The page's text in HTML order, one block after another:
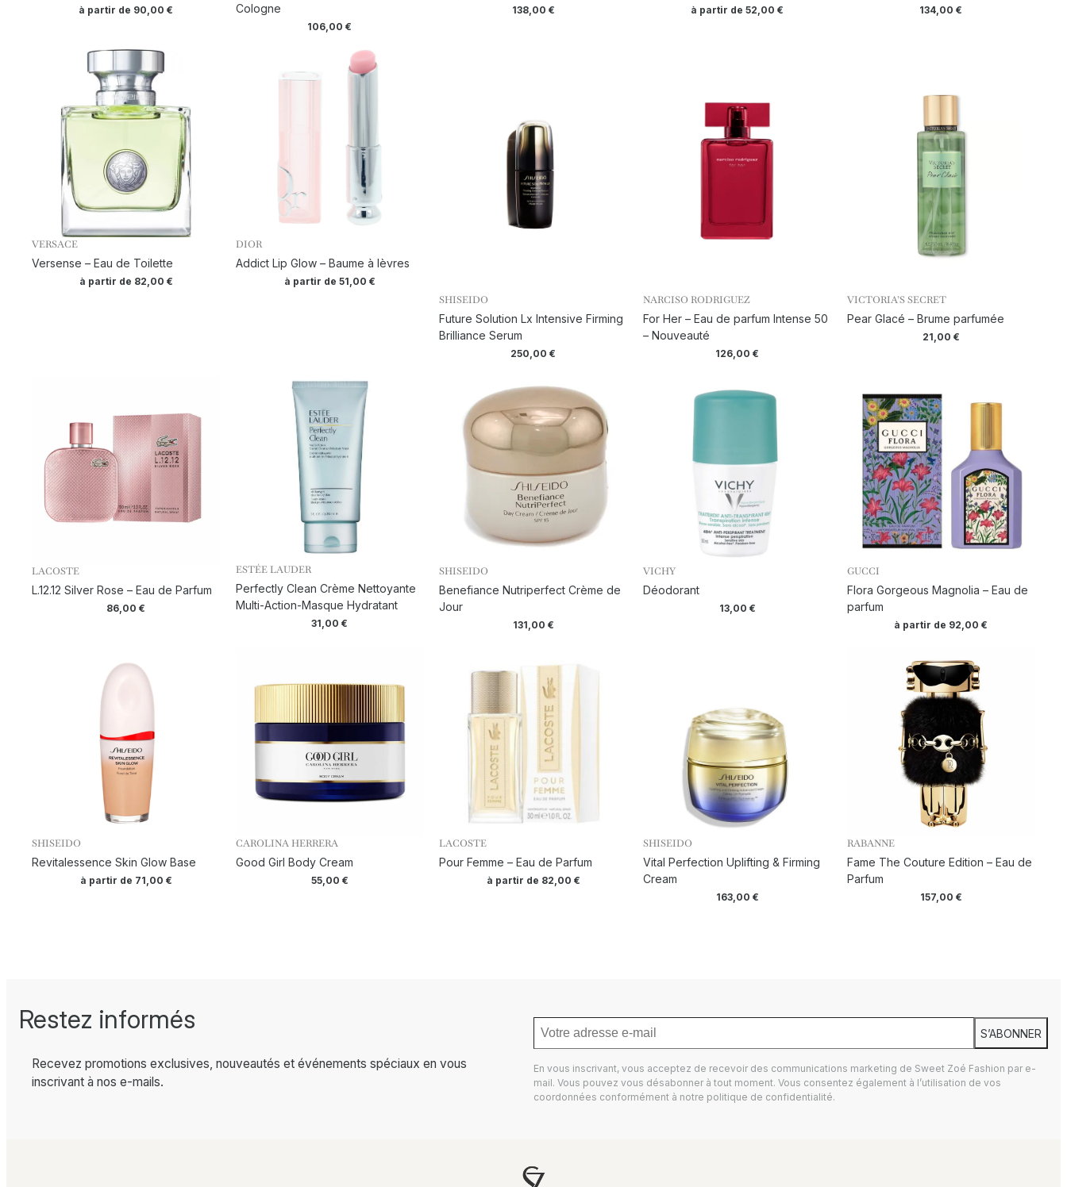
à partir de 90,00€
Cologne
106,00€
138,00 € à partir de52,00€ 134,00€
VERSACE
Versense – Eau de Toilette
à partir de 82,00 €
DIOR
Addict Lip Glow – Baume à lèvres
à partir de 51,00 €
SHISEIDO
Future Solution Lx Intensive Firming
Brilliance Serum
250,00€
NARCISO RODRIGUEZ
For Her – Eau de parfum Intense 50
– Nouveauté
126,00€
VICTORIA’S SECRET
Pear Glacé – Brume parfumée
21,00 €
LACOSTE
L.12.12 Silver Rose – Eau de Parfum
86,00€
ESTÉE LAUDER
Perfectly Clean Crème Nettoyante
Multi-Action-Masque Hydratant
31,00€
SHISEIDO
Benefiance Nutriperfect Crème de
Jour
131,00 €
VICHY
Déodorant
13,00 €
GUCCI
Flora Gorgeous Magnolia – Eau de
parfum
à partir de 92,00€
SHISEIDO
Revitalessence Skin Glow Base
à partir de 71,00 €
CAROLINA HERRERA
Good Girl Body Cream
55,00 €
LACOSTE
Pour Femme – Eau de Parfum
à partir de 82,00 €
SHISEIDO
Vital Perfection Uplifting & Firming
Cream
163,00 €
RABANNE
Fame The Couture Edition – Eau de
Parfum
157,00 €
Restez informés
Recevez promotions exclusives, nouveautés et événements spéciaux en vous
inscrivant à nos e-mails.
S’ABONNER
En vous inscrivant, vous acceptez de recevoir des communications marketing de Sweet Zoé Fashion par e-
mail. Vous pouvez vous désabonner à tout moment. Vous consentez également à l’utilisation de vos
coordonnées conformément à notre politique de confidentialité.